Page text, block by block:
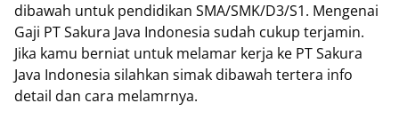
dibawah untuk pendidikan SMA/SMK/D3/S1. Mengenai
Gaji PT Sakura Java Indonesia sudah cukup terjamin.
Jika kamu berniat untuk melamar kerja ke PT Sakura
Java Indonesia silahkan simak dibawah tertera info
detail dan cara melamrnya.